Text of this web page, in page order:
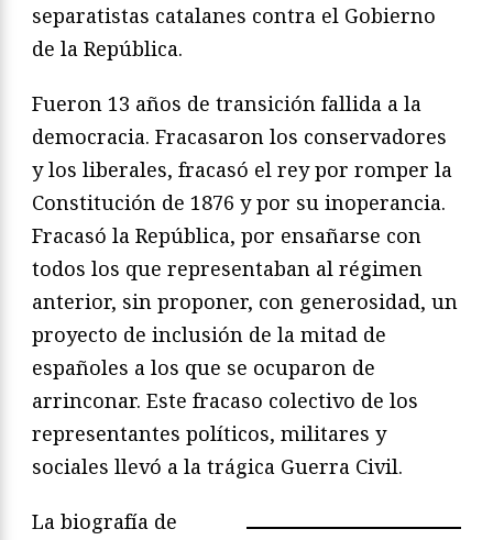
separatistas catalanes contra el Gobierno
de la República.
Fueron 13 años de transición fallida a la
democracia. Fracasaron los conservadores
y los liberales, fracasó el rey por romper la
Constitución de 1876 y por su inoperancia.
Fracasó la República, por ensañarse con
todos los que representaban al régimen
anterior, sin proponer, con generosidad, un
proyecto de inclusión de la mitad de
españoles a los que se ocuparon de
arrinconar. Este fracaso colectivo de los
representantes políticos, militares y
sociales llevó a la trágica Guerra Civil.
La biografía de